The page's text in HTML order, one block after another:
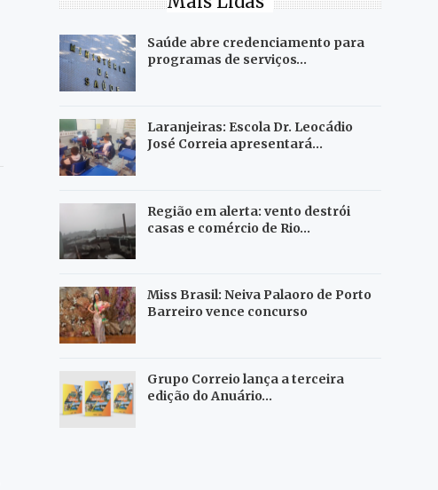
Saúde abre credenciamento para
programas de serviços…
Laranjeiras: Escola Dr. Leocádio
José Correia apresentará…
Região em alerta: vento destrói
casas e comércio de Rio…
Miss Brasil: Neiva Palaoro de Porto
Barreiro vence concurso
Grupo Correio lança a terceira
edição do Anuário…